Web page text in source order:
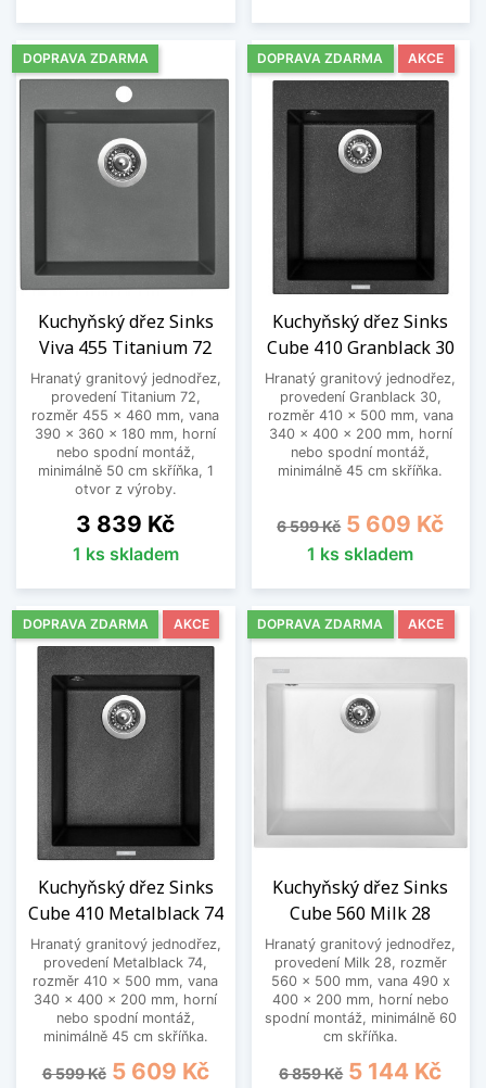
Kuchyňský dřez Sinks
Viva 455 Titanium 72
Hranatý granitový jednodřez,
provedení Titanium 72,
rozměr 455 x 460 mm, vana
390 x 360 x 180 mm, horní
nebo spodní montáž,
minimálně 50 cm skříňka, 1
otvor z výroby.
Cena
3 839 Kč
1 ks skladem
DOPRAVA ZDARMA
Kuchyňský dřez Sinks
Cube 410 Granblack 30
Hranatý granitový jednodřez,
provedení Granblack 30,
rozměr 410 x 500 mm, vana
340 x 400 x 200 mm, horní
nebo spodní montáž,
minimálně 45 cm skříňka.
Běžná cena
6 599 Kč Cena
5 609 Kč
1 ks skladem
DOPRAVA ZDARMA AKCE
Kuchyňský dřez Sinks
Cube 410 Metalblack 74
Hranatý granitový jednodřez,
provedení Metalblack 74,
rozměr 410 x 500 mm, vana
340 x 400 x 200 mm, horní
nebo spodní montáž,
minimálně 45 cm skříňka.
Běžná cena
6 599 Kč Cena
5 609 Kč
DOPRAVA ZDARMA AKCE
Kuchyňský dřez Sinks
Cube 560 Milk 28
Hranatý granitový jednodřez,
provedení Milk 28, rozměr
560 x 500 mm, vana 490 x
400 x 200 mm, horní nebo
spodní montáž, minimálně 60
cm skříňka.
Běžná cena
6 859 Kč Cena
5 144 Kč
DOPRAVA ZDARMA AKCE